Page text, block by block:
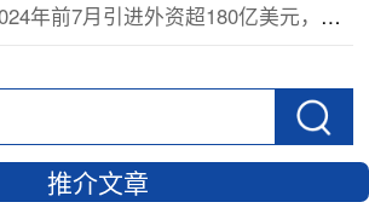
7月引进外资超180亿美元，新增项目数中国依旧最多
推介文章